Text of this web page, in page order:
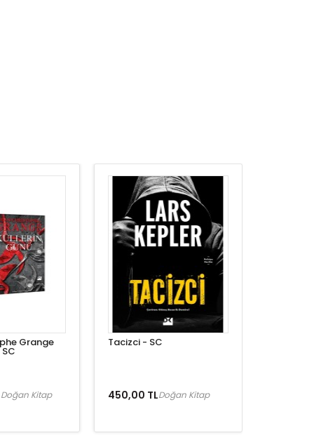
Grange
Doğan Kitap
Tacizci - SC
450,00 TLDoğan Kitap